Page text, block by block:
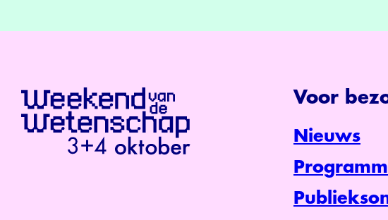
Voor
Nieuws